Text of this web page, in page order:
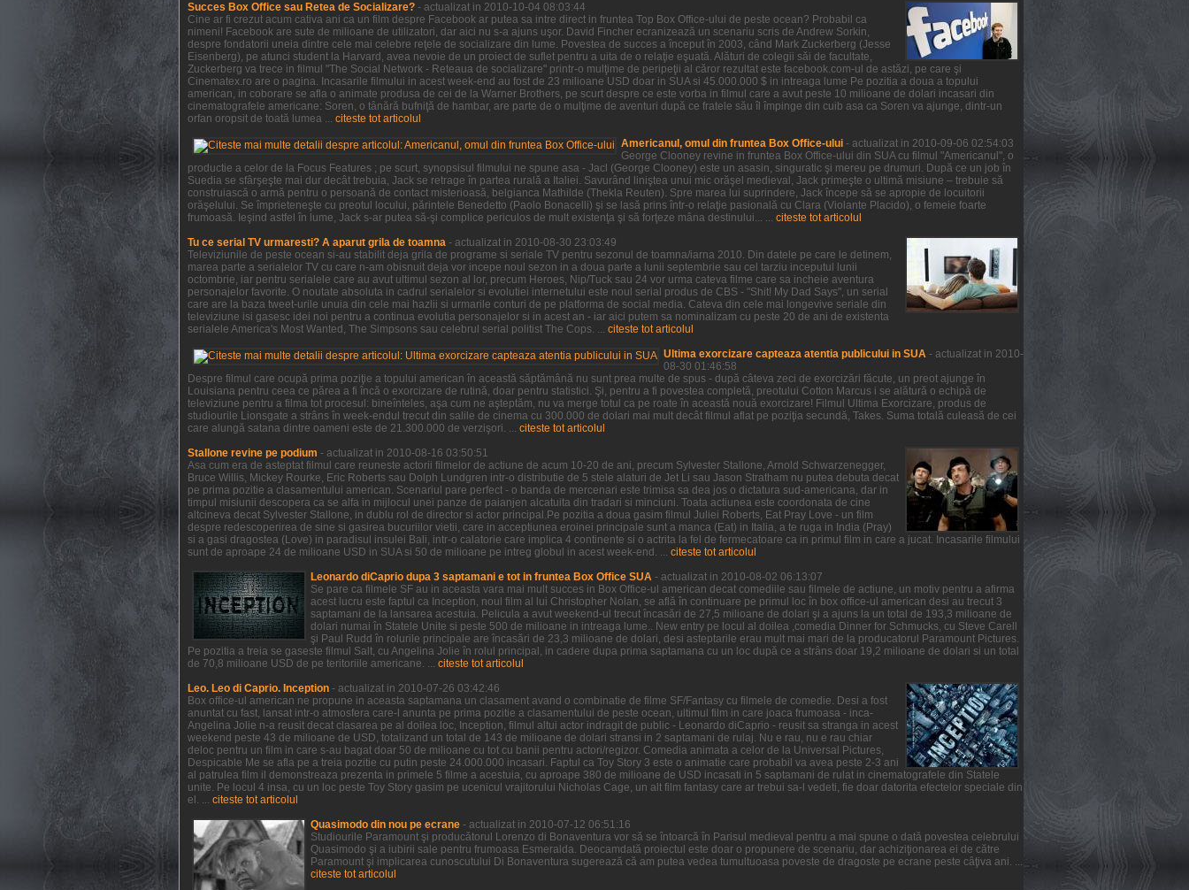
Succes Box Office sau Retea de Socializare? - actualizat in 2010-10-04 08:03:44
Cine ar fi crezut acum cativa ani ca un film despre Facebook ar putea sa intre direct in fruntea Top Box Office-ului de peste ocean? Probabil ca
nimeni! Facebook are sute de milioane de utilizatori, dar aici nu s-a ajuns uşor. David Fincher ecranizează un scenariu scris de Andrew Sorkin,
despre fondatorii uneia dintre cele mai celebre reţele de socializare din lume. Povestea de succes a început în 2003, când Mark Zuckerberg (Jesse
Eisenberg), pe atunci student la Harvard, avea nevoie de un proiect de suflet pentru a uita de o relaţie eşuată. Alături de colegii săi de facultate,
Zuckerberg va trece in filmul "The Social Network - Reteaua de socializare" printr-o mulţime de peripeţii al căror rezultat este facebook.com-ul de astăzi, pe care şi
Cinematex.ro are o pagina. Incasarile filmului in acest week-end au fost de 23 milioane USD doar in SUA si 45.000.000 $ in intreaga lume Pe pozitia a doua a topului
american, in coborare se afla o animate produsa de cei de la Warner Brothers, pe scurt despre ce este vorba in filmul care a avut peste 10 milioane de dolari incasari din
cinematografele americane: Soren, o tânără bufniţă de hambar, are parte de o mulţime de aventuri după ce fratele său îl împinge din cuib asa ca Soren va ajunge, dintr-un
orfan oropsit de toată lumea ... citeste tot articolul
Americanul, omul din fruntea Box Office-ului - actualizat in 2010-09-06 02:54:03
George Clooney revine in fruntea Box Office-ului din SUA cu filmul "Americanul", o
productie a celor de la Focus Features ; pe scurt, synopsisul filmului ne spune asa - Jacl (George Clooney) este un asasin, singuratic şi mereu pe drumuri. După ce un job în
Suedia se sfârşeşte mai dur decât trebuia, Jack se retrage în partea rurală a Italiei. Savurând liniştea unui mic orăşel medieval, Jack primeşte o ultimă misiune – trebuie să
construiască o armă pentru o persoană de contact misterioasă, belgianca Mathilde (Thekla Reuten). Spre marea lui suprindere, Jack începe să se apropie de locuitorii
orăşelului. Se împrieteneşte cu preotul locului, părintele Benedetto (Paolo Bonacelli) şi se lasă prins într-o relaţie pasională cu Clara (Violante Placido), o femeie foarte
frumoasă. Ieşind astfel în lume, Jack s-ar putea să-şi complice periculos de mult existenţa şi să forţeze mâna destinului... ... citeste tot articolul
Tu ce serial TV urmaresti? A aparut grila de toamna - actualizat in 2010-08-30 23:03:49
Televiziunile de peste ocean si-au stabilit deja grila de programe si seriale TV pentru sezonul de toamna/iarna 2010. Din datele pe care le detinem,
marea parte a serialelor TV cu care n-am obisnuit deja vor incepe noul sezon in a doua parte a lunii septembrie sau cel tarziu inceputul lunii
octombrie, iar pentru serialele care au avut ultimul sezon al lor, precum Heroes, Nip/Tuck sau 24 vor urma cateva filme care sa incheie aventura
personajelor favorite. O noutate absoluta in cadrul serialelor si evolutiei internetului este noul serial produs de CBS - "Shit! My Dad Says", un serial
care are la baza tweet-urile unuia din cele mai hazlii si urmarile conturi de pe platforma de social media. Cateva din cele mai longevive seriale din
televiziune isi gasesc idei noi pentru a continua evolutia personajelor si in acest an - iar aici putem sa nominalizam cu peste 20 de ani de existenta
serialele America's Most Wanted, The Simpsons sau celebrul serial politist The Cops. ... citeste tot articolul
Ultima exorcizare capteaza atentia publicului in SUA - actualizat in 2010-
08-30 01:46:58
Despre filmul care ocupă prima poziţie a topului american în această săptămână nu sunt prea multe de spus - după câteva zeci de exorcizări făcute, un preot ajunge în
Louisiana pentru ceea ce părea a fi încă o exorcizare de rutină, doar pentru statistici. Şi, pentru a fi povestea completă, preotului Cotton Marcus i se alătură o echipă de
televiziune pentru a filma tot procesul: bineînteles, aşa cum ne aşteptăm, nu va merge totul ca pe roate în această nouă exorcizare! Filmul Ultima Exorcizare, produs de
studiourile Lionsgate a strâns în week-endul trecut din salile de cinema cu 300.000 de dolari mai mult decât filmul aflat pe poziţia secundă, Takes. Suma totală culeasă de cei
care alungă satana dintre oameni este de 21.300.000 de verzişori. ... citeste tot articolul
Stallone revine pe podium - actualizat in 2010-08-16 03:50:51
Asa cum era de asteptat filmul care reuneste actorii filmelor de actiune de acum 10-20 de ani, precum Sylvester Stallone, Arnold Schwarzenegger,
Bruce Willis, Mickey Rourke, Eric Roberts sau Dolph Lundgren intr-o distributie de 5 stele alaturi de Jet Li sau Jason Stratham nu putea debuta decat
pe prima pozitie a clasamentului american. Scenariul pare perfect - o banda de mercenari este trimisa sa dea jos o dictatura sud-americana, dar in
timpul misiunii descopera ca se alfa in mijlocul unei panze de paianjen alcatuita din tradari si minciuni. Toata actiunea este coordonata de cine
altcineva decat Sylvester Stallone, in dublu rol de director si actor principal.Pe pozitia a doua gasim filmul Juliei Roberts, Eat Pray Love - un film
despre redescoperirea de sine si gasirea bucuriilor vietii, care in acceptiunea eroinei principale sunt a manca (Eat) in Italia, a te ruga in India (Pray)
si a gasi dragostea (Love) in paradisul insulei Bali, intr-o calatorie care implica 4 continente si o actrita la fel de fermecatoare ca in primul film in care a jucat. Incasarile filmului
sunt de aproape 24 de milioane USD in SUA si 50 de milioane pe intreg globul in acest week-end. ... citeste tot articolul
Leonardo diCaprio dupa 3 saptamani e tot in fruntea Box Office SUA - actualizat in 2010-08-02 06:13:07
Se pare ca filmele SF au in aceasta vara mai mult succes in Box Office-ul american decat comediile sau filmele de actiune, un motiv pentru a afirma
acest lucru este faptul ca Inception, noul film al lui Christopher Nolan, se află în continuare pe primul loc în box office-ul american desi au trecut 3
saptamani de la lansarea acestuia. Pelicula a avut weekend-ul trecut încasări de 27,5 milioane de dolari şi a ajuns la un total de 193,3 milioane de
dolari numai în Statele Unite si peste 500 de milioane in intreaga lume.. New entry pe locul al doilea ,comedia Dinner for Schmucks, cu Steve Carell
şi Paul Rudd în rolurile principale are încasări de 23,3 milioane de dolari, desi asteptarile erau mult mai mari de la producatorul Paramount Pictures.
Pe pozitia a treia se gaseste filmul Salt, cu Angelina Jolie în rolul principal, in cadere dupa prima saptamana cu un loc după ce a strâns doar 19,2 milioane de dolari si un total
de 70,8 milioane USD de pe teritoriile americane. ... citeste tot articolul
Leo. Leo di Caprio. Inception - actualizat in 2010-07-26 03:42:46
Box office-ul american ne propune in aceasta saptamana un clasament avand o combinatie de filme SF/Fantasy cu filmele de comedie. Desi a fost
anuntat cu fast, lansat intr-o atmosfera care-l anunta pe prima pozitie a clasamentului de peste ocean, ultimul film in care joaca frumoasa - inca-
Angelina Jolie n-a reusit decat clasarea pe al doilea loc, Inception, filmul altui actor indragit de public - Leonardo diCaprio - reusit sa stranga in acest
weekend peste 43 de milioane de USD, totalizand un total de 143 de milioane de dolari stransi in 2 saptamani de rulaj. Nu e rau, nu e rau chiar
deloc pentru un film in care s-au bagat doar 50 de milioane cu tot cu banii pentru actori/regizor. Comedia animata a celor de la Universal Pictures,
Despicable Me se afla pe a treia pozitie cu putin peste 24.000.000 incasari. Faptul ca Toy Story 3 este o animatie care probabil va avea peste 2-3 ani
al patrulea film il demonstreaza prezenta in primele 5 filme a acestuia, cu aproape 380 de milioane de USD incasati in 5 saptamani de rulat in cinematografele din Statele
unite. Pe locul 4 insa, cu un loc peste Toy Story gasim pe ucenicul vrajitorului Nicholas Cage, un alt film fantasy care ar trebui sa-l vedeti, fie doar datorita efectelor speciale din
el. ... citeste tot articolul
Quasimodo din nou pe ecrane - actualizat in 2010-07-12 06:51:16
Studiourile Paramount şi producătorul Lorenzo di Bonaventura vor să se întoarcă în Parisul medieval pentru a mai spune o dată povestea celebrului
Quasimodo şi a iubirii sale pentru frumoasa Esmeralda. Deocamdată proiectul este doar o propunere de scenariu, dar achiziţionarea ei de către
Paramount şi implicarea cunoscutului Di Bonaventura sugerează că am putea vedea tumultuoasa poveste de dragoste pe ecrane peste câţiva ani. ...
citeste tot articolul